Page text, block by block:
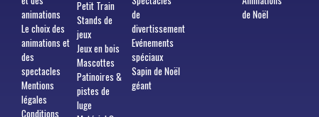
animations
Le choix des
animations et
des
spectacles
Mentions
légales
Conditions
Petit Train
Stands de
jeux
Jeux en bois
Mascottes
Patinoires &
pistes de
luge
de
divertissement
Evénements
spéciaux
Sapin de Noël
géant
de Noël